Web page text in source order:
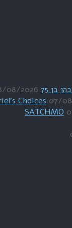
08/2026
07/